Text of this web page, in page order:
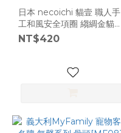
日本 necoichi 貓壹 職人手
工和風安全項圈 縐綢金貓鈴
- 藍 [A5140]
NT$420